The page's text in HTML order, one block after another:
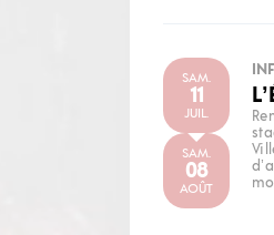
SAM.
11
JUIL.
SAM.
08
AOÛT